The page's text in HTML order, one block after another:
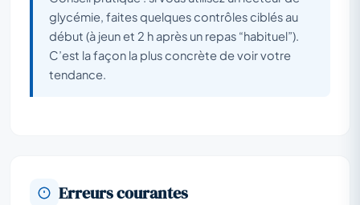
glycémie, faites quelques contrôles ciblés au
début (à jeun et 2 h après un repas “habituel”).
C’est la façon la plus concrète de voir votre
tendance.
Erreurs courantes